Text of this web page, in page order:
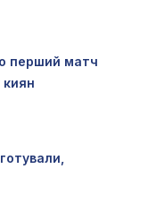
перший матч
киян